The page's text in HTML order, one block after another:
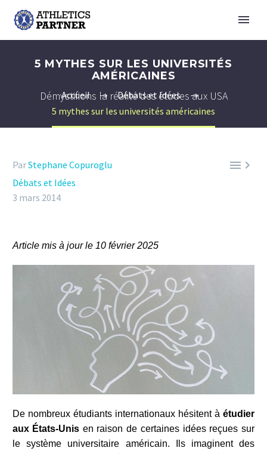
5 MYTHES SUR LES UNIVERSITÉS
AMÉRICAINES
Démystifions la réalité des études aux USA
Accueil
Débats et Idées
5 mythes sur les universités américaines

ParStephane Copuroglu
Débats et Idées
3 mars 2014
Article mis à jour le 10 février 2025
De nombreux étudiants internationaux hésitent à étudier
aux États-Unis en raison de certaines idées reçues sur
le système universitaire américain. Ils imaginent des